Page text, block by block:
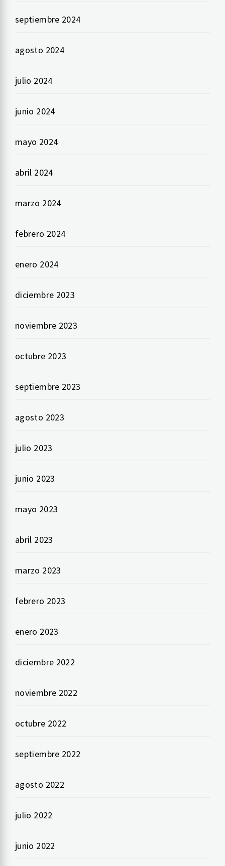
septiembre 2024
agosto 2024
julio 2024
junio 2024
mayo 2024
abril 2024
marzo 2024
febrero 2024
enero 2024
diciembre 2023
noviembre 2023
octubre 2023
septiembre 2023
agosto 2023
julio 2023
junio 2023
mayo 2023
abril 2023
marzo 2023
febrero 2023
enero 2023
diciembre 2022
noviembre 2022
octubre 2022
septiembre 2022
agosto 2022
julio 2022
junio 2022